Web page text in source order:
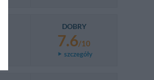
DOBRY
7.6/10
szczegóły